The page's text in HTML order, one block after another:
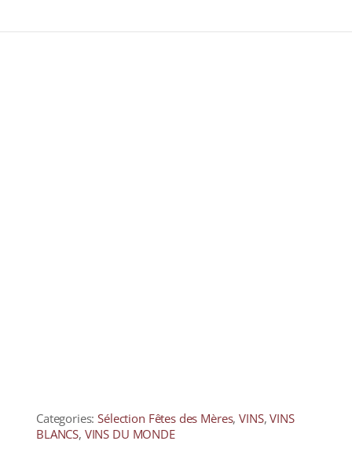
Categories:Sélection Fêtes des Mères,VINS,VINS
BLANCS, VINS DU MONDE